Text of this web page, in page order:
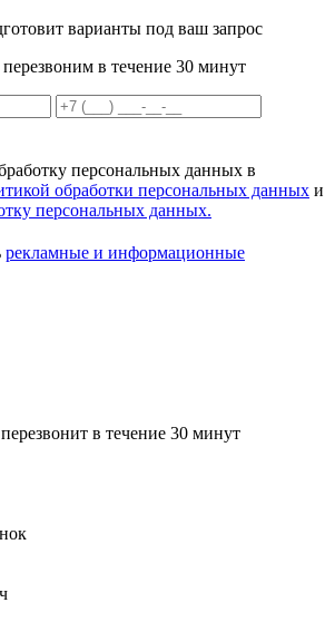
варианты под ваш запрос
в течение 30 минут
персональных данных в
обработки персональных данных и
персональных данных.
рекламные и информационные
в течение 30 минут